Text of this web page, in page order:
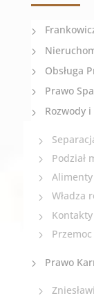
Obsługa
Prawo
Rozwody
Podział
Alimenty
Władza
Prawo